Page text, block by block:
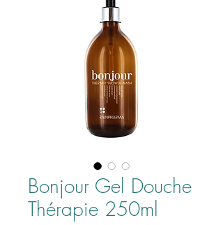
Bonjour Gel Douche
Thérapie 250ml